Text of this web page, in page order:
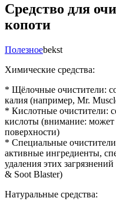
Средство для
копоти
Полезноеbekst
Химические средства:
* Щёлочные очистители:
калия (например, Mr.
* Кислотные очистители:
кислоты (внимание: может
поверхности)
* Специальные
активные ингредиенты,
удаления этих
& Soot Blaster)
Натуральные средства: